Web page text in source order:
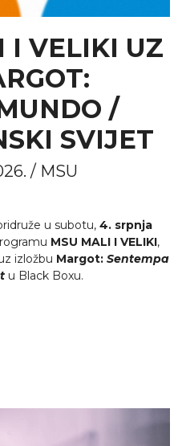
I VELIKI UZ
/
SVIJET
/ MSU
u subotu, 4. srpnja
MSU MALI I VELIKI,
izložbu Margot: Sentempa
u Black Boxu.